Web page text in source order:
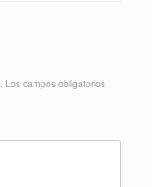
Los campos obligatorios